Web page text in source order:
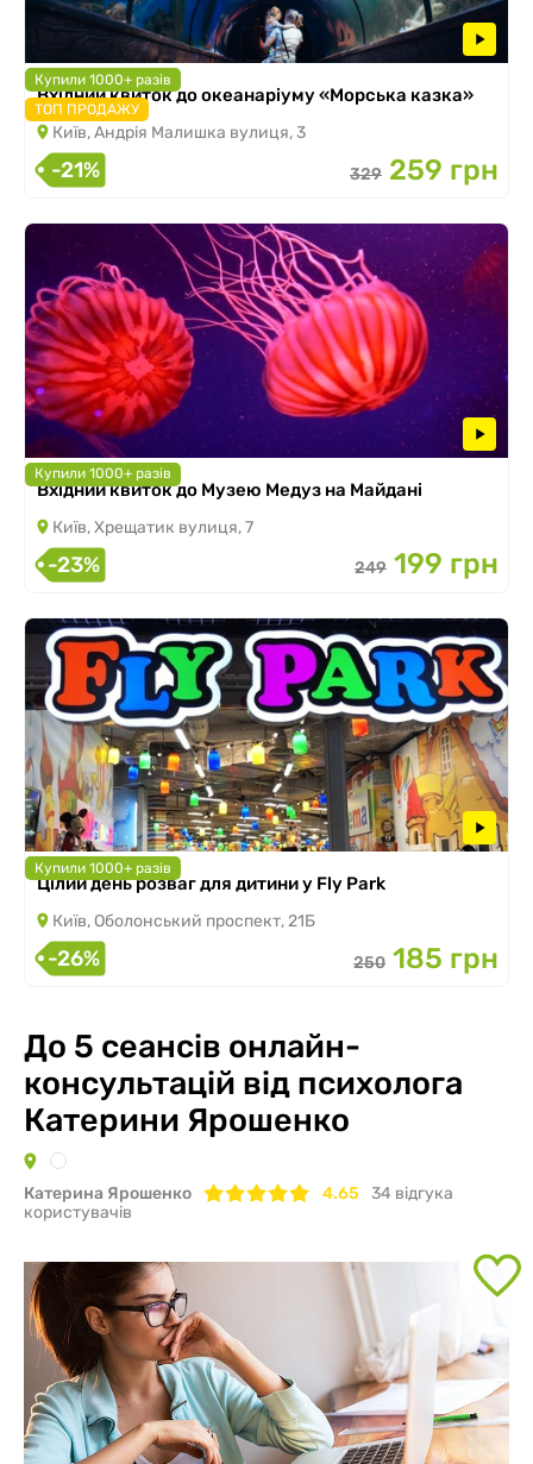
Купили 1000+ разів
ТОП ПРОДАЖУ
Вхідний квиток до океанаріуму «Морська казка»
Київ, Андрія Малишка вулиця, 3
-21% 329 259 грн
Купили 1000+ разів
Вхідний квиток до Музею Медуз на Майдані
Київ, Хрещатик вулиця, 7
-23% 249 199 грн
Купили 1000+ разів
Цілий день розваг для дитини у Fly Park
Київ, Оболонський проспект, 21Б
-26% 250 185 грн
До 5 сеансів онлайн-
консультацій від психолога
Катерини Ярошенко
Катерина Ярошенко 4.65 34 вiдгука
користувачів